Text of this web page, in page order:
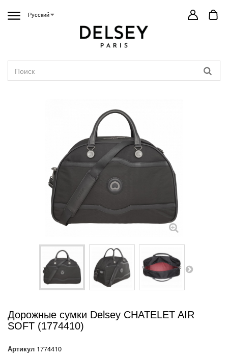
Русский
Дорожные сумки Delsey CHATELET AIR
SOFT (1774410)
Артикул 1774410